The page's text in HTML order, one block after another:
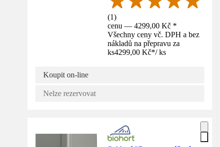
(1)
cenu — 4299,00 Kč *
Všechny ceny vč. DPH a bez
nákladů na přepravu za
ks4299,00 Kč*/ ks
Koupit on-line
Nelze rezervovat